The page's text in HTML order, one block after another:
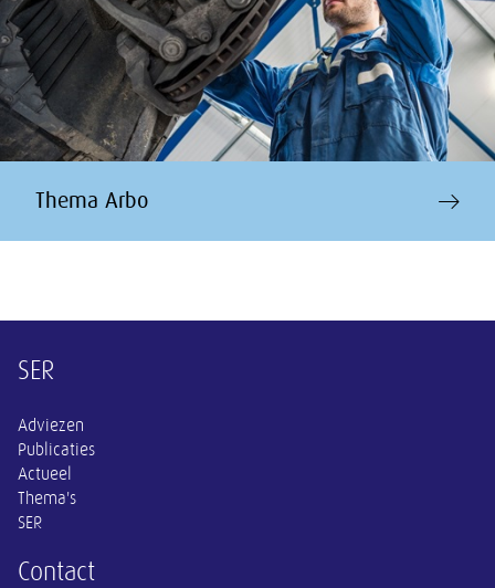
Thema Arbo
Overige informatie
SER
Adviezen
Publicaties
Actueel
Thema's
SER
Contact